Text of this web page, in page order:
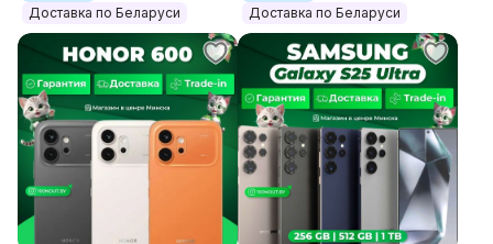
Доставка по Беларуси
Доставка по Беларуси